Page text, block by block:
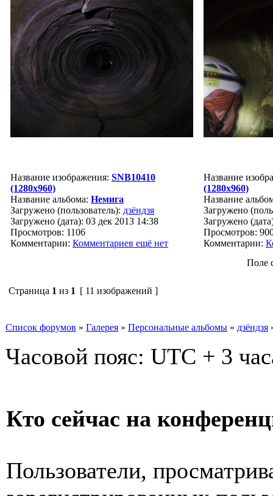
Название изображения: SNB10410
(1280x960)
Название альбома: Немига
Загружено (пользователь): дзёндзя
Загружено (дата): 03 дек 2013 14:38
Просмотров: 1106
Комментарии: Комментариев ещё нет
Название
(1280x960)
Название
Загружено
Загружено
Просмотров:
Комментарии:
Поле
Страница 1 из 1 [ 11 изображений ]
Список форумов » Галерея » Персональные альбомы » дзёндзя
Часовой пояс: UTC + 3
Кто сейчас на
Пользователи,